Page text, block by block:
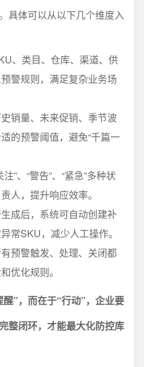
具体可以从以下几个维度入
、类目、仓库、渠道、供
警规则，满足复杂业务场
销量、未来促销、季节波
的预警阈值，避免“千篇一
”、“警告”、“紧急”多种状
人，提升响应效率。
成后，系统可自动创建补
常SKU，减少人工操作。
预警触发、处理、关闭都
优化规则。
”，而在于“行动”，企业要
闭环，才能最大化防控库